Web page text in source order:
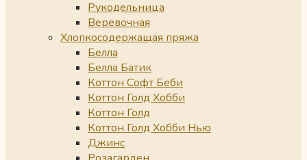
Рукодельница
Веревочная
Хлопкосодержащая пряжа
Белла
Белла Батик
Коттон Софт Беби
Коттон Голд Хобби
Коттон Голд
Коттон Голд Хобби Нью
Джинс